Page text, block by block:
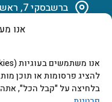
אנו
להציג פרסומות או תוכן
בלחיצה על "קבל הכל", אתה
ברשבסקי 7, ראשון לציון, קומה 1
tech.co.il